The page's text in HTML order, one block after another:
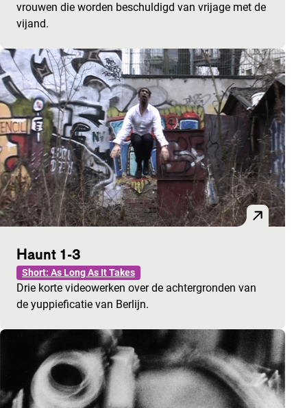
vrouwen die worden beschuldigd van vrijage met de
vijand.
Haunt 1-3
Short: As Long As It Takes
Drie korte videowerken over de achtergronden van
de yuppieficatie van Berlijn.